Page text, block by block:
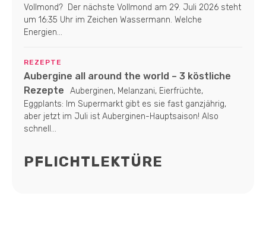
Vollmond? Der nächste Vollmond am 29. Juli 2026 steht
um 16:35 Uhr im Zeichen Wassermann. Welche
Energien...
REZEPTE
Aubergine all around the world – 3 köstliche
Rezepte
Auberginen, Melanzani, Eierfrüchte,
Eggplants: Im Supermarkt gibt es sie fast ganzjährig,
aber jetzt im Juli ist Auberginen-Hauptsaison! Also
schnell...
PFLICHTLEKTÜRE